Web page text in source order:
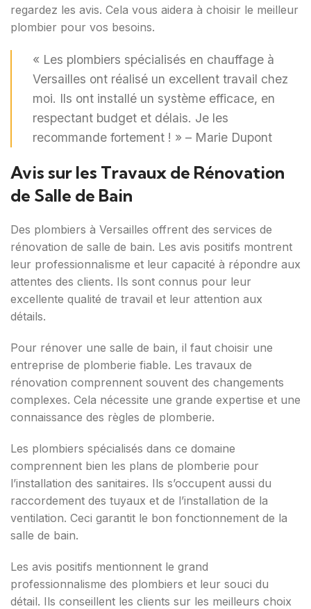
regardez les avis. Cela vous aidera à choisir le meilleur
plombier pour vos besoins.
« Les plombiers spécialisés en chauffage à
Versailles ont réalisé un excellent travail chez
moi. Ils ont installé un système efficace, en
respectant budget et délais. Je les
recommande fortement ! » – Marie Dupont
Avis sur les Travaux de Rénovation
de Salle de Bain
Des plombiers à Versailles offrent des services de
rénovation de salle de bain. Les avis positifs montrent
leur professionnalisme et leur capacité à répondre aux
attentes des clients. Ils sont connus pour leur
excellente qualité de travail et leur attention aux
détails.
Pour rénover une salle de bain, il faut choisir une
entreprise de plomberie fiable. Les travaux de
rénovation comprennent souvent des changements
complexes. Cela nécessite une grande expertise et une
connaissance des règles de plomberie.
Les plombiers spécialisés dans ce domaine
comprennent bien les plans de plomberie pour
l’installation des sanitaires. Ils s’occupent aussi du
raccordement des tuyaux et de l’installation de la
ventilation. Ceci garantit le bon fonctionnement de la
salle de bain.
Les avis positifs mentionnent le grand
professionnalisme des plombiers et leur souci du
détail. Ils conseillent les clients sur les meilleurs choix